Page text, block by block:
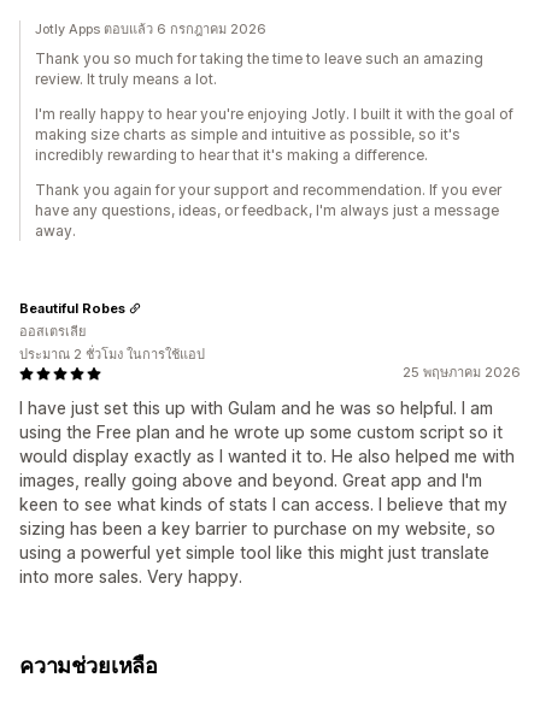
Jotly Apps ตอบแล้ว 6 กรกฎาคม 2026
Thank you so much for taking the time to leave such an amazing
review. It truly means a lot.
I'm really happy to hear you're enjoying Jotly. I built it with the goal of
making size charts as simple and intuitive as possible, so it's
incredibly rewarding to hear that it's making a difference.
Thank you again for your support and recommendation. If you ever
have any questions, ideas, or feedback, I'm always just a message
away.
25 พฤษภาคม 2026
I have just set this up with Gulam and he was so helpful. I am
using the Free plan and he wrote up some custom script so it
would display exactly as I wanted it to. He also helped me with
images, really going above and beyond. Great app and I'm
keen to see what kinds of stats I can access. I believe that my
sizing has been a key barrier to purchase on my website, so
using a powerful yet simple tool like this might just translate
into more sales. Very happy.
Beautiful Robes
ออสเตรเลีย
ประมาณ 2 ชั่วโมง ในการใช้แอป
ความช่วยเหลือ